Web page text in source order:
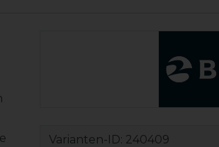
Varianten-ID: 240409